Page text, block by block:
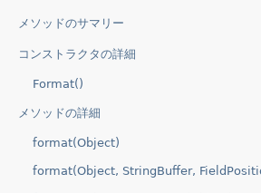
メソッドのサマリー
コンストラクタの詳細
Format()
メソッドの詳細
format(Object)
format(Object, StringBuffer,